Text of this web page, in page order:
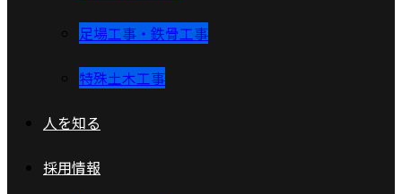
足場工事・鉄骨工事
特殊土木工事
人を知る
採用情報